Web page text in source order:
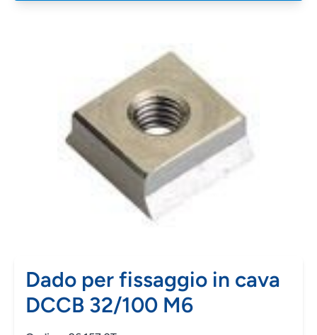
Dado per fissaggio in cava
DCCB 32/100 M6